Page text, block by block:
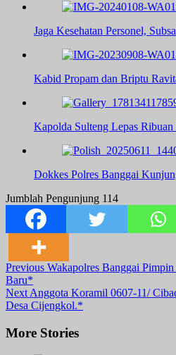
Jaga Kesehatan Personel,
Kabid Propam dan Briptu
Kapolda Sulteng Lepas
Dokkes Polres Banggai
Jumblah Pengunjung 114
Post
Navigation
Previous Wakapolres Banggai
Baru*
Next Anggota Koramil 0607-11/
Desa Cijengkol.*
More Stories